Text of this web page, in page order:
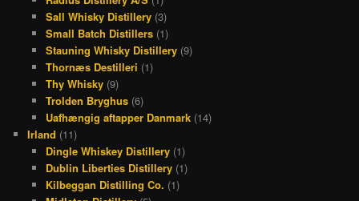
Sall Whisky Distillery(3)
Small Batch Distillers(1)
Stauning Whisky Distillery(9)
Thornæs Destilleri (1)
Thy Whisky(9)
Trolden Bryghus(6)
Uafhængig aftapper Danmark(14)
Irland (11)
Dingle Whiskey Distillery(1)
Dublin Liberties Distillery(1)
Kilbeggan Distilling Co. (1)